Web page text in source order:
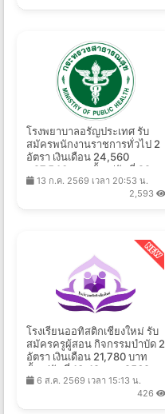
โรงพยาบาลอรัญประเทศ รับ
สมัครพนักงานราชการทั่วไป 2
อัตรา เงินเดือน 24,560
- 27,540 บาท ตั้งแต่วันที่ 22
ก.ค. - 21 ส.ค. 2569
13 ก.ค. 2569 เวลา 20:53 น.
2,593
โรงเรียนออทิสติกเชียงใหม่ รับ
สมัครครูผู้สอน กิจกรรมบำบัด 2
อัตรา เงินเดือน 21,780 บาท
ตั้งแต่วันที่ 13-19 ส.ค. 2569
6 ส.ค. 2569 เวลา 15:13 น.
426